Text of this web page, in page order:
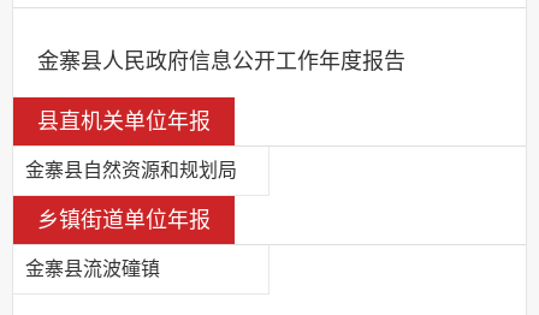
金寨县人民政府信息公开工作年度报告
县直机关单位年报
金寨县自然资源和规划局
乡镇街道单位年报
金寨县流波䃥镇